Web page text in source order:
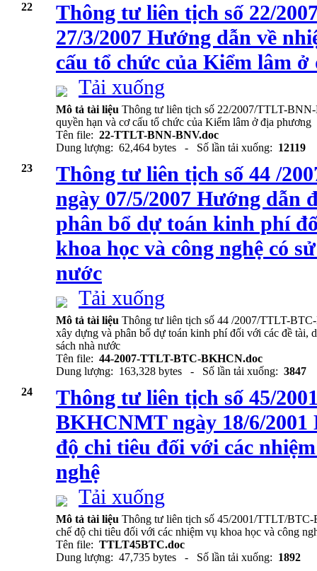
22
Thông tư liên tịch số 22/
27/3/2007 Hướng dẫn về
cấu tổ chức của Kiểm lâm
Tải xuống
Mô tả tài liệu Thông tư liên tịch số 22/2007/TTLT-
quyền hạn và cơ cấu tổ chức của Kiểm lâm ở địa phương
Tên file: 22-TTLT-BNN-BNV.doc
Dung lượng: 62,464 bytes - Số lần tải xuống: 12119
23
Thông tư liên tịch số 44 /
ngày 07/5/2007 Hướng dẫn
phân bổ dự toán kinh phí
khoa học và công nghệ có
nước
Tải xuống
Mô tả tài liệu Thông tư liên tịch số 44 /2007/TTLT-
xây dựng và phân bổ dự toán kinh phí đối với các đề tài,
sách nhà nước
Tên file: 44-2007-TTLT-BTC-BKHCN.doc
Dung lượng: 163,328 bytes - Số lần tải xuống: 3847
24
Thông tư liên tịch số 45/
BKHCNMT ngày 18/6/2001
độ chi tiêu đối với các
nghệ
Tải xuống
Mô tả tài liệu Thông tư liên tịch số 45/2001/TTLT/
chế độ chi tiêu đối với các nhiệm vụ khoa học và công
Tên file: TTLT45BTC.doc
Dung lượng: 47,735 bytes - Số lần tải xuống: 1892